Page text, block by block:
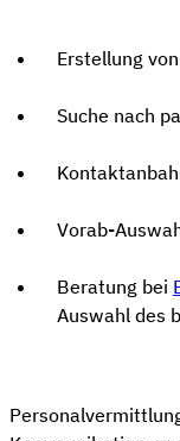
Erstellung
Suche nach
Vorab-
Beratung bei
Auswahl des